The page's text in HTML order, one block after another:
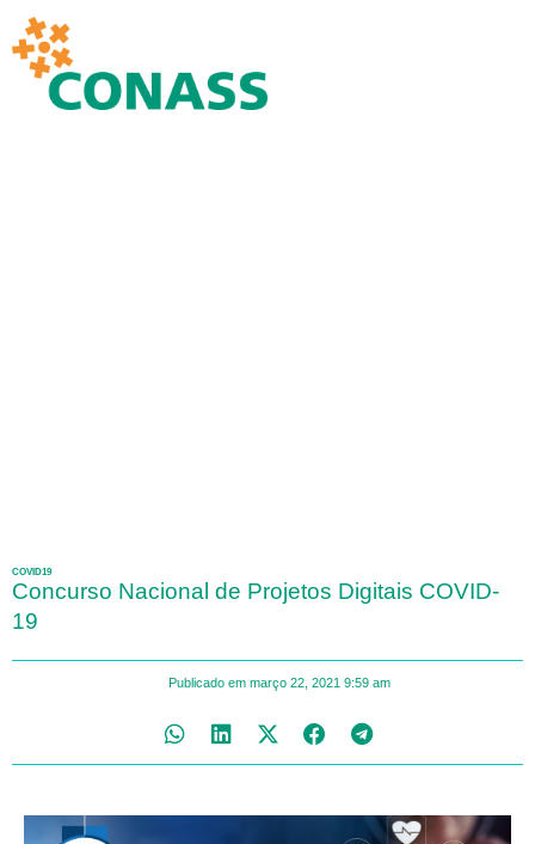
COVID19
Concurso Nacional de Projetos Digitais COVID-
19
Publicado em março 22, 2021 9:59 am